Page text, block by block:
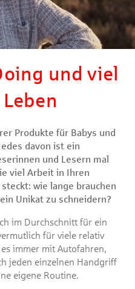
und viel
Produkte für Babys und
davon ist ein
und Lesern mal
viel Arbeit in Ihren
wie lange brauchen
Unikat zu schneidern?
im Durchschnitt für ein
für viele relativ
immer mit Autofahren,
jeden einzelnen Handgriff
eigene Routine.